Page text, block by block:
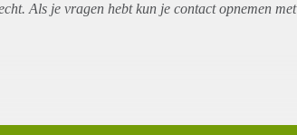
Als je vragen hebt kun je contact opnemen met